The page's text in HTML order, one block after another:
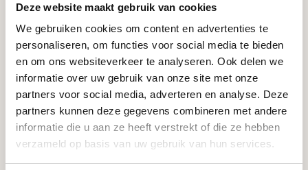
Deze website maakt gebruik van cookies
We gebruiken cookies om content en advertenties te
personaliseren, om functies voor social media te bieden
en om ons websiteverkeer te analyseren. Ook delen we
informatie over uw gebruik van onze site met onze
partners voor social media, adverteren en analyse. Deze
partners kunnen deze gegevens combineren met andere
informatie die u aan ze heeft verstrekt of die ze hebben
verzameld op basis van uw gebruik van hun services.